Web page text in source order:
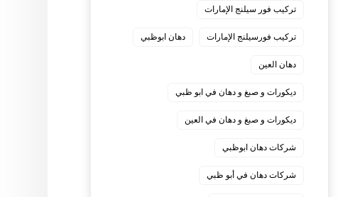
تركيب فور سيلنج الإمارات
تركيب فورسيلنج الإمارات دهان ابوظبي
دهان العين
ديكورات و صبغ و دهان في ابو ظبي
ديكورات و صبغ و دهان في العين
شركات دهان ابوظبي
شركات دهان في أبو ظبي